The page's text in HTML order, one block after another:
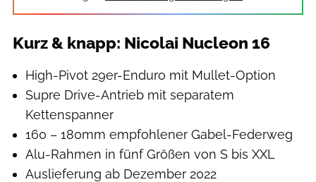
Kurz & knapp: Nicolai Nucleon 16
High-Pivot 29er-Enduro mit Mullet-Option
Supre Drive-Antrieb mit separatem
Kettenspanner
160 – 180mm empfohlener Gabel-Federweg
Alu-Rahmen in fünf Größen von S bis XXL
Auslieferung ab Dezember 2022